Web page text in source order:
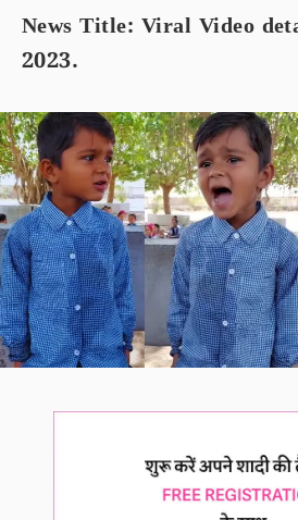
News Title: Viral Video
2023.